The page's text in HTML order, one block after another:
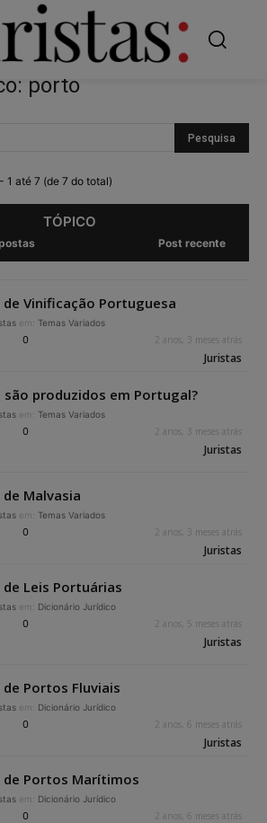
porto
1 até 7 (de 7 do total)
TÓPICO
Post recente
Vinificação Portuguesa
em: Temas Variados
0 2 anos, 3 meses atrás
Juristas
são produzidos em Portugal?
em: Temas Variados
0 2 anos, 3 meses atrás
Juristas
Malvasia
em: Temas Variados
0 2 anos, 3 meses atrás
Juristas
Leis Portuárias
em: Dicionário Jurídico
0 2 anos, 5 meses atrás
Juristas
Portos Fluviais
em: Dicionário Jurídico
0 2 anos, 6 meses atrás
Juristas
de Portos Marítimos
em: Dicionário Jurídico
0 2 anos, 6 meses atrás